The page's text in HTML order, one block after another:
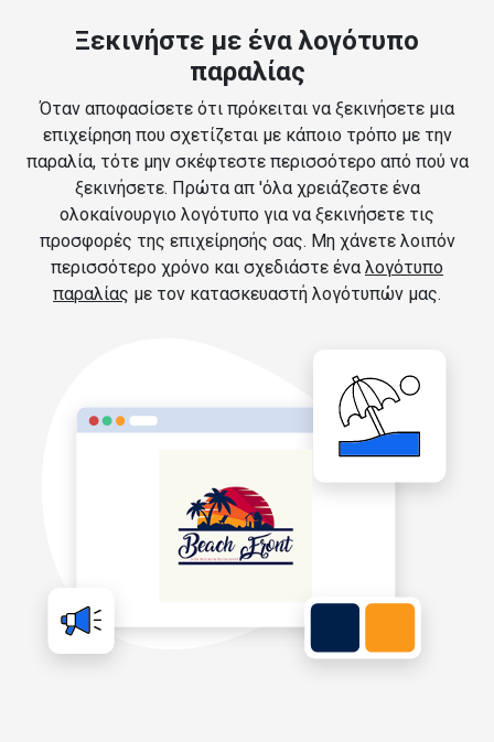
Ξεκινήστε με ένα λογότυπο
παραλίας
Όταν αποφασίσετε ότι πρόκειται να ξεκινήσετε μια
επιχείρηση που σχετίζεται με κάποιο τρόπο με την
παραλία, τότε μην σκέφτεστε περισσότερο από πού να
ξεκινήσετε. Πρώτα απ 'όλα χρειάζεστε ένα
ολοκαίνουργιο λογότυπο για να ξεκινήσετε τις
προσφορές της επιχείρησής σας. Μη χάνετε λοιπόν
περισσότερο χρόνο και σχεδιάστε ένα λογότυπο
παραλίας με τον κατασκευαστή λογότυπών μας.